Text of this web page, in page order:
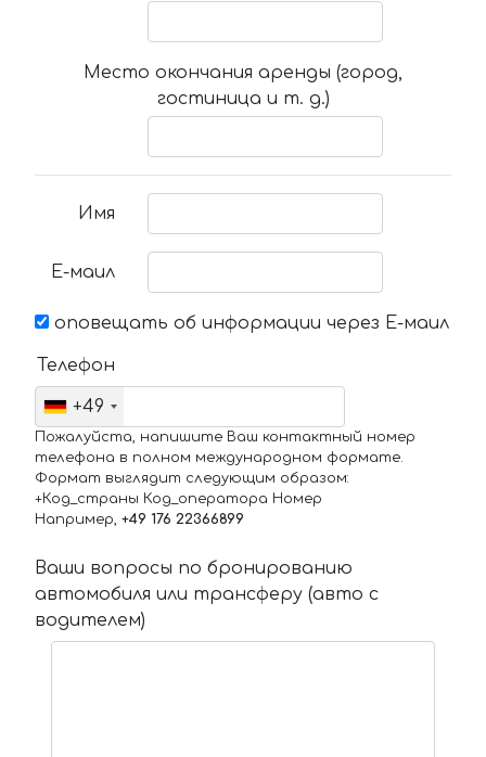
Место окончания аренды (город,
гостиница и т. д.)
Имя
Е-маил
оповещать об информации через Е-маил
Телефон
+49
Пожалуйста, напишите Ваш контактный номер
телефона в полном международном формате.
Формат выглядит следующим образом:
+Код_страны Код_оператора Номер
Например, +49 176 22366899
Ваши вопросы по бронированию
автомобиля или трансферу (авто с
водителем)